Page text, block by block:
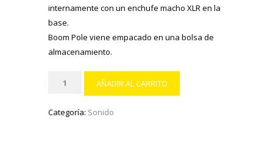
internamente con un enchufe macho XLR en la
base.
Boom Pole viene empacado en una bolsa de
almacenamiento.
BLIMP
BOOM
AÑADIR AL CARRITO
Categoría: Sonido